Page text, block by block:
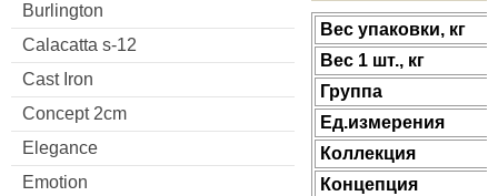
Burlington
Calacatta s-12
Cast Iron
Concept 2cm
Elegance
Emotion
Веc упаковки, кг
Вес 1 шт., кг
Группа
Ед.измерения
Коллекция
Концепция